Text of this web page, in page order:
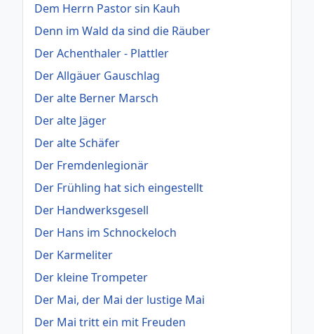
Dem Herrn Pastor sin Kauh
Denn im Wald da sind die Räuber
Der Achenthaler - Plattler
Der Allgäuer Gauschlag
Der alte Berner Marsch
Der alte Jäger
Der alte Schäfer
Der Fremdenlegionär
Der Frühling hat sich eingestellt
Der Handwerksgesell
Der Hans im Schnockeloch
Der Karmeliter
Der kleine Trompeter
Der Mai, der Mai der lustige Mai
Der Mai tritt ein mit Freuden